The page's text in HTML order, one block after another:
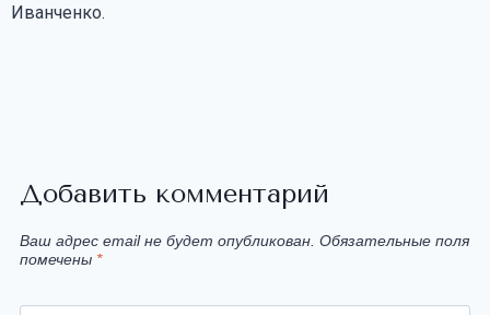
Иванченко.
Добавить комментарий
Ваш адрес email не будет опубликован. Обязательные поля
помечены *